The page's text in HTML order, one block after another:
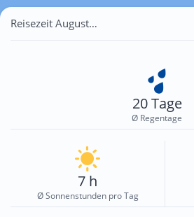
Reisezeit August für Seefeld in Tirol
20 Tage
Ø Regentage
7 h
Ø Sonnenstunden pro Tag